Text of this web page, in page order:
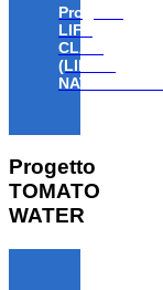
Progetto
LIFE
CLAW
(LIFE18
NAT/IT/000806)
Progetto
TOMATO
WATER